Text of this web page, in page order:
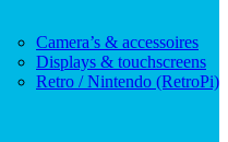
Camera’s & accessoires
Displays & touchscreens
Retro / Nintendo (RetroPi)